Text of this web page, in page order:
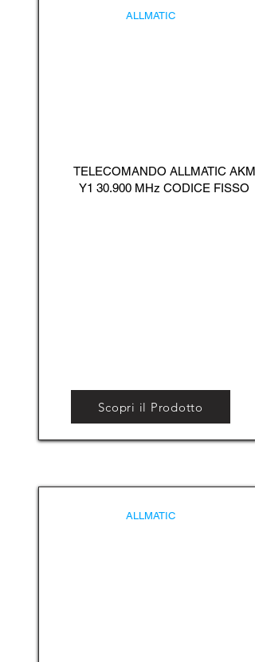
ALLMATIC
TELECOMANDO ALLMATIC AKM
Y1 30.900 MHz CODICE FISSO
Scopri il Prodotto
ALLMATIC